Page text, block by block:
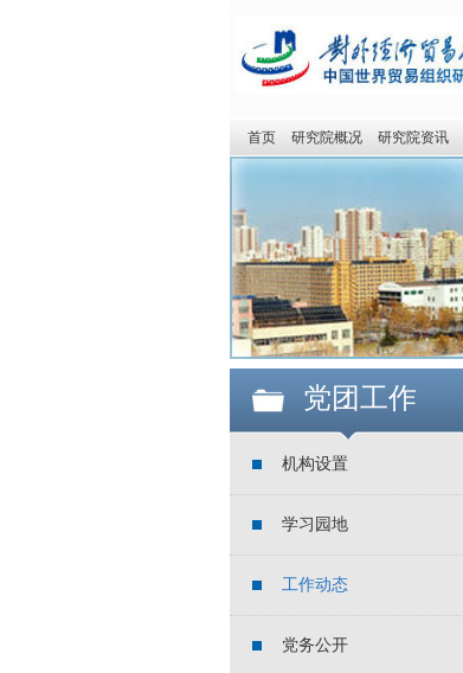
首页 研究院概况 研究院资讯
党团工作
机构设置
学习园地
工作动态
党务公开